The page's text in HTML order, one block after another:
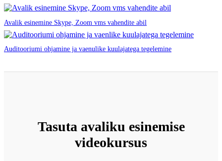
Avalik esinemine Skype, Zoom vms vahendite abil
Auditooriumi ohjamine ja vaenulike kuulajatega tegelemine
Tasuta avaliku esinemise
videokursus